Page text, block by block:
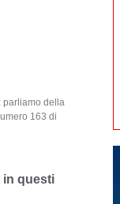
parliamo della
163 di
in questi